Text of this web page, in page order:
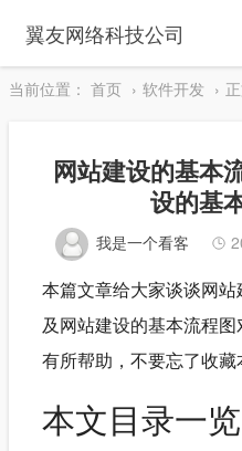
翼友网络科技公司
当前位置： 首页 软件开发
网站建设的基本
设的基
我是一个看客
本篇文章给大家谈谈网
及网站建设的基本流程
有所帮助，不要忘了收藏
本文目录一览